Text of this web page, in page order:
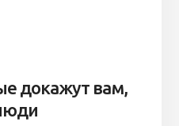
докажут вам,